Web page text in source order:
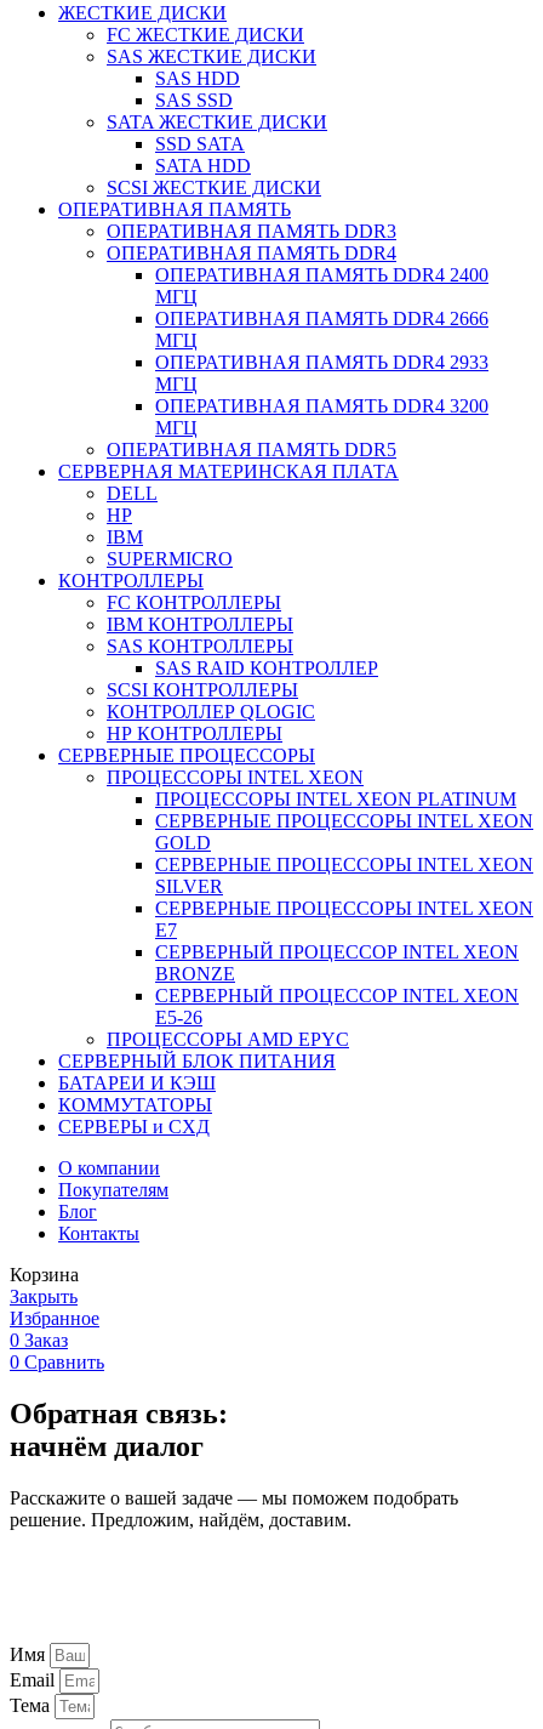
ЖЕСТКИЕ ДИСКИ
FC ЖЕСТКИЕ ДИСКИ
SAS ЖЕСТКИЕ ДИСКИ
SAS HDD
SAS SSD
SATA ЖЕСТКИЕ ДИСКИ
SSD SATA
SATA HDD
SCSI ЖЕСТКИЕ ДИСКИ
ОПЕРАТИВНАЯ ПАМЯТЬ
ОПЕРАТИВНАЯ ПАМЯТЬ DDR3
ОПЕРАТИВНАЯ ПАМЯТЬ DDR4
ОПЕРАТИВНАЯ ПАМЯТЬ DDR4 2400
МГЦ
ОПЕРАТИВНАЯ ПАМЯТЬ DDR4 2666
МГЦ
ОПЕРАТИВНАЯ ПАМЯТЬ DDR4 2933
МГЦ
ОПЕРАТИВНАЯ ПАМЯТЬ DDR4 3200
МГЦ
ОПЕРАТИВНАЯ ПАМЯТЬ DDR5
СЕРВЕРНАЯ МАТЕРИНСКАЯ ПЛАТА
DELL
HP
IBM
SUPERMICRO
КОНТРОЛЛЕРЫ
FC КОНТРОЛЛЕРЫ
IBM КОНТРОЛЛЕРЫ
SAS КОНТРОЛЛЕРЫ
SAS RAID КОНТРОЛЛЕР
SCSI КОНТРОЛЛЕРЫ
КОНТРОЛЛЕР QLOGIC
НР КОНТРОЛЛЕРЫ
СЕРВЕРНЫЕ ПРОЦЕССОРЫ
ПРОЦЕССОРЫ INTEL XEON
ПРОЦЕССОРЫ INTEL XEON PLATINUM
СЕРВЕРНЫЕ ПРОЦЕССОРЫ INTEL XEON
GOLD
СЕРВЕРНЫЕ ПРОЦЕССОРЫ INTEL XEON
SILVER
СЕРВЕРНЫЕ ПРОЦЕССОРЫ INTEL XEON
Е7
СЕРВЕРНЫЙ ПРОЦЕССОР INTEL XEON
BRONZE
СЕРВЕРНЫЙ ПРОЦЕССОР INTEL XEON
Е5-26
ПРОЦЕССОРЫ AMD EPYC
СЕРВЕРНЫЙ БЛОК ПИТАНИЯ
БАТАРЕИ И КЭШ
КОММУТАТОРЫ
СЕРВЕРЫ и СХД
О компании
Покупателям
Блог
Контакты
Корзина
Закрыть
Избранное
0 Заказ
0 Сравнить
Обратная связь:
начнём диалог
Расскажите о вашей задаче — мы поможем подобрать
решение. Предложим, найдём, доставим.
Имя
Email
Тема